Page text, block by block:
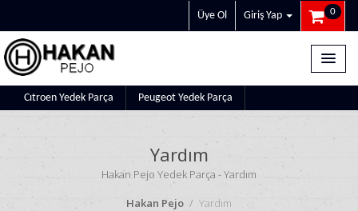
Üye Ol Giriş Yap 0
Cıtroen Yedek Parça Peugeot Yedek Parça
Yardım
Hakan Pejo Yedek Parça - Yardım
Hakan Pejo
Yardım